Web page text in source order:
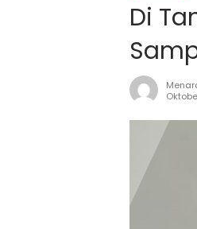
Di